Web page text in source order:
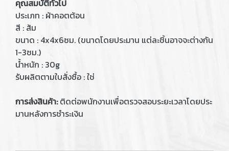
คุณสมบัติทั่วไป
ประเภท : ผ้าคอตต้อน
สี : ส้ม
ขนาด : 4x4x6ซม. (ขนาดโดยประมาน แต่ละชิ้นอาจจะต่างกัน
1-3ซม.)
น้ำหนัก : 30g
รับผลิตตามใบสั่งซื้อ : ใช่
การส่งสินค้า:ติดต่อพนักงานเพื่อตรวจสอบระยะเวลาโดยประ
มานหลังการชำระเงิน